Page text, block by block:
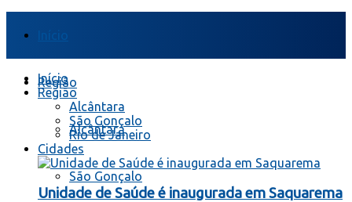
Início
Região
Alcântara
São Gonçalo
Início
Região
Alcântara
São Gonçalo
Rio de Janeiro
Cidades
Unidade de Saúde é inaugurada em Saquarema